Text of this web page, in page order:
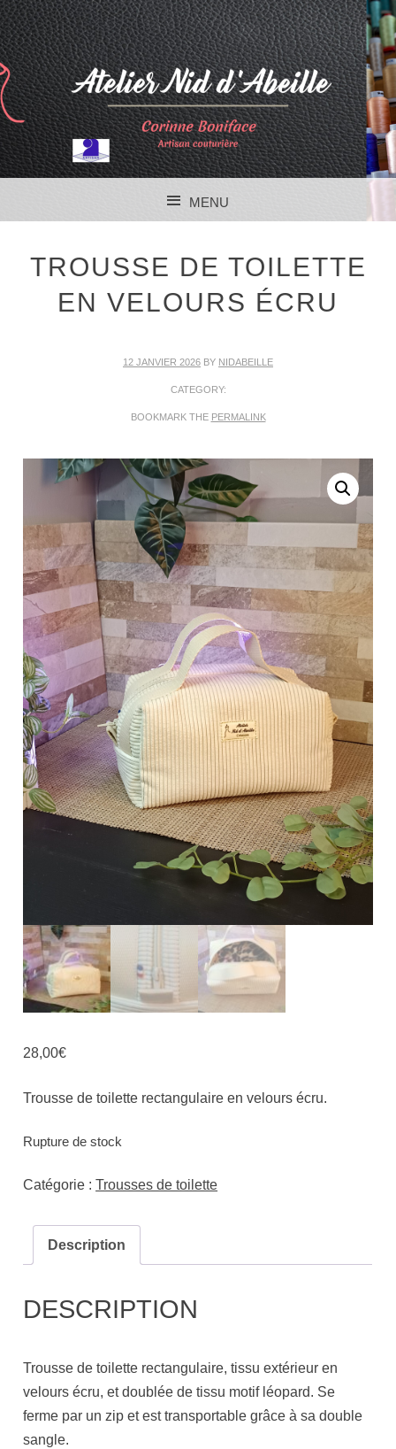
MENU
TROUSSE DE TOILETTE
EN VELOURS ÉCRU
12 JANVIER 2026 BY NIDABEILLE
CATEGORY:
BOOKMARK THE PERMALINK
28,00€
Trousse de toilette rectangulaire en velours écru.
Rupture de stock
Catégorie :Trousses de toilette
Description
DESCRIPTION
Trousse de toilette rectangulaire, tissu extérieur en
velours écru, et doublée de tissu motif léopard. Se
ferme par un zip et est transportable grâce à sa double
sangle.